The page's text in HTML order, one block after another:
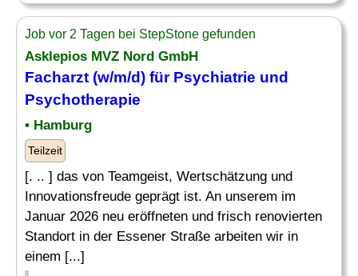
Job vor 2 Tagen bei StepStone gefunden
Asklepios MVZ Nord GmbH
Facharzt (w/m/d) für Psychiatrie und
Psychotherapie
• Hamburg
Teilzeit
[. .. ] das von Teamgeist, Wertschätzung und
Innovationsfreude geprägt ist. An unserem im
Januar 2026 neu eröffneten und frisch renovierten
Standort in der Essener Straße arbeiten wir in
einem [...]